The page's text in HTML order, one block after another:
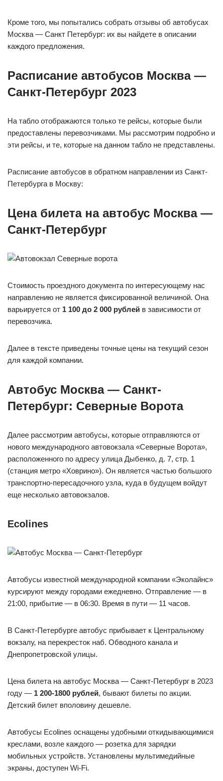
Кроме того, мы попытались собрать отзывы об автобусах
Москва — Санкт Петербург: их вы найдете в описании
каждого предложения.
Расписание автобусов Москва —
Санкт-Петербург 2023
На табло отображаются только те рейсы, которые были
предоставлены перевозчиками. Мы рассмотрим подробно и
эти рейсы, и те, которые на данном табло не представлены.
Расписание автобусов в обратном направлении из Санкт-
Петербурга в Москву:
Цена билета на автобус Москва —
Санкт-Петербург
Стоимость проездного документа по интересующему нас
направлению не является фиксированной величиной. Она
варьируется от 1 100 до 2 000 рублей в зависимости от
перевозчика.
Далее в тексте приведены точные цены на текущий сезон
для каждой компании.
Автобус Москва — Санкт-
Петербург: Северные Ворота
Далее рассмотрим автобусы, которые отправляются от
нового международного автовокзала «Северные Ворота»,
расположенного по адресу улица Дыбенко, д. 7, стр. 1
(станция метро «Ховрино»). Он является частью большого
транспортно-пересадочного узла, куда в будущем войдут
еще несколько автовокзалов.
Ecolines
Автобусы известной международной компании «Эколайнс»
курсируют между городами ежедневно. Отправление — в
21:00, прибытие — в 06:30. Время в пути — 11 часов.
В Санкт-Петербурге автобус прибывает к Центральному
вокзалу, на перекресток наб. Обводного канала и
Днепропетровской улицы.
Цена билета на автобус Москва — Санкт-Петербург в 2023
году — 1 200-1800 рублей, бывают билеты по акции.
Детский билет вполовину дешевле.
Автобусы Ecolines оснащены удобными откидывающимися
креслами, возле каждого — розетка для зарядки
мобильных устройств. Установлены мультимедийные
экраны, доступен Wi-Fi.